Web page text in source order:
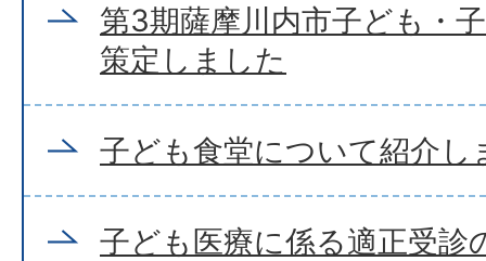
第3期薩摩川内市子ども・
策定しました
子ども食堂について紹介し
子ども医療に係る適正受診